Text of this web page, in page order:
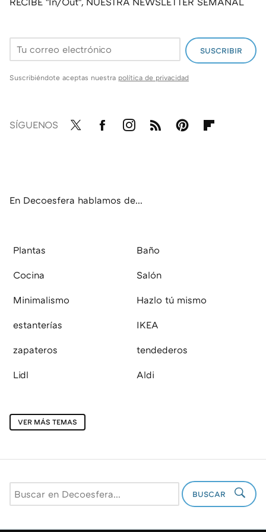
SUSCRIBIR
Suscribiéndote aceptas nuestra política de privacidad
SÍGUENOS
En Decoesfera hablamos de...
Plantas Baño
Cocina Salón
Minimalismo Hazlo tú mismo
estanterías IKEA
zapateros tendederos
Lidl Aldi
VER MÁS TEMAS
BUSCAR